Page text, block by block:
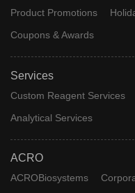
Product Promotions
Coupons & Awards
Services
Custom Reagent Services
Analytical Services
ACRO
ACROBiosystems